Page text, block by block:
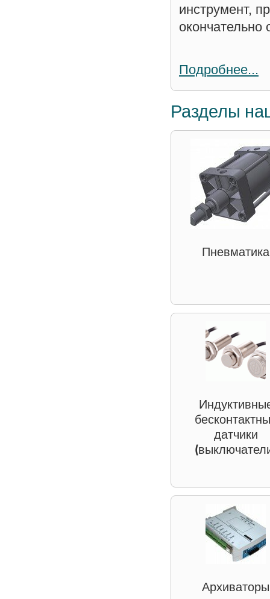
инструмент,
окончательно
Подробнее...
Разделы
Пневматика
датчики
Архиваторы